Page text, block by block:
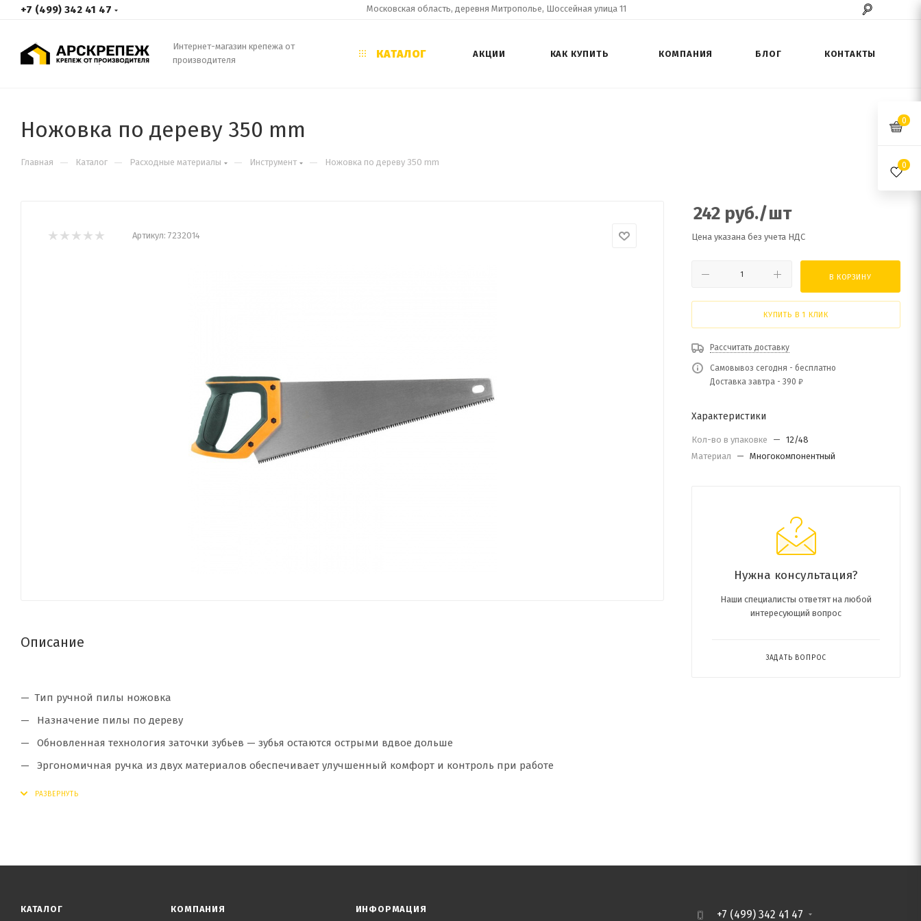
+7 (499) 342 41 47 Московская область, деревня Митрополье, Шоссейная улица 11
Интернет-магазин крепежа от
производителя
КАТАЛОГ АКЦИИ КАК КУПИТЬ КОМПАНИЯ БЛОГ КОНТАКТЫ
Ножовка по дереву 350 mm
Главная — Каталог — Расходные материалы — Инструмент — Ножовка по дереву 350 mm
Артикул: 7232014
Описание
Тип ручной пилы ножовка
Назначение пилы по дереву
Обновленная технология заточки зубьев — зубья остаются острыми вдвое дольше
Эргономичная ручка из двух материалов обеспечивает улучшенный комфорт и контроль при работе
242 руб./шт
Цена указана без учета НДС
В КОРЗИНУ
КУПИТЬ В 1 КЛИК
Рассчитать доставку
Самовывоз сегодня - бесплатно
Доставка завтра - 390 ₽
Характеристики
Кол-во в упаковке — 12/48
Материал
— Многокомпонентный
Нужна консультация?
Наши специалисты ответят на любой
интересующий вопрос
ЗАДАТЬ ВОПРОС
КАТАЛОГ КОМПАНИЯ ИНФОРМАЦИЯ +7 (499) 342 41 47
0
0